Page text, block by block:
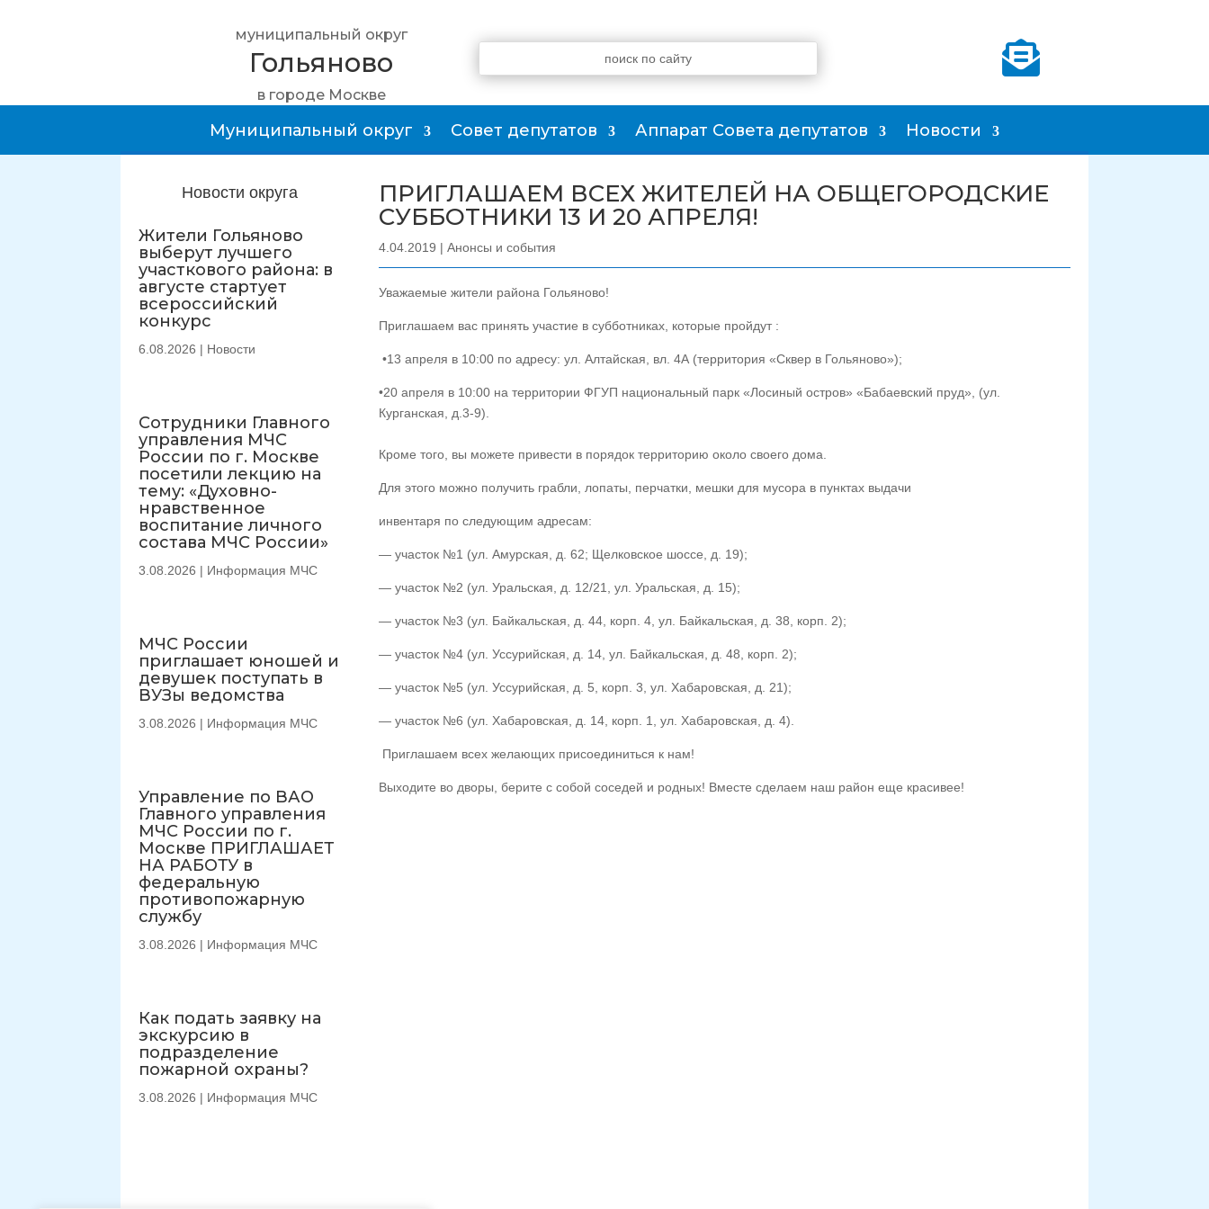
муниципальный округ
Гольяново
в городе Москве

Муниципальный округ Совет депутатов Аппарат Совета депутатов Новости
Новости округа
Жители Гольяново
выберут лучшего
участкового района: в
августе стартует
всероссийский
конкурс
6.08.2026 | Новости
Сотрудники Главного
управления МЧС
России по г. Москве
посетили лекцию на
тему: «Духовно-
нравственное
воспитание личного
состава МЧС России»
3.08.2026 | Информация МЧС
МЧС России
приглашает юношей и
девушек поступать в
ВУЗы ведомства
3.08.2026 | Информация МЧС
Управление по ВАО
Главного управления
МЧС России по г.
Москве ПРИГЛАШАЕТ
НА РАБОТУ в
федеральную
противопожарную
службу
3.08.2026 | Информация МЧС
Как подать заявку на
экскурсию в
подразделение
пожарной охраны?
3.08.2026 | Информация МЧС
ПРИГЛАШАЕМ ВСЕХ ЖИТЕЛЕЙ НА ОБЩЕГОРОДСКИЕ
СУББОТНИКИ 13 И 20 АПРЕЛЯ!
4.04.2019 | Анонсы и события
Уважаемые жители района Гольяново!
Приглашаем вас принять участие в субботниках, которые пройдут :
•13 апреля в 10:00 по адресу: ул. Алтайская, вл. 4А (территория «Сквер в Гольяново»);
•20 апреля в 10:00 на территории ФГУП национальный парк «Лосиный остров» «Бабаевский пруд», (ул.
Курганская, д.3-9).
Кроме того, вы можете привести в порядок территорию около своего дома.
Для этого можно получить грабли, лопаты, перчатки, мешки для мусора в пунктах выдачи
инвентаря по следующим адресам:
— участок №1 (ул. Амурская, д. 62; Щелковское шоссе, д. 19);
— участок №2 (ул. Уральская, д. 12/21, ул. Уральская, д. 15);
— участок №3 (ул. Байкальская, д. 44, корп. 4, ул. Байкальская, д. 38, корп. 2);
— участок №4 (ул. Уссурийская, д. 14, ул. Байкальская, д. 48, корп. 2);
— участок №5 (ул. Уссурийская, д. 5, корп. 3, ул. Хабаровская, д. 21);
— участок №6 (ул. Хабаровская, д. 14, корп. 1, ул. Хабаровская, д. 4).
Приглашаем всех желающих присоединиться к нам!
Выходите во дворы, берите с собой соседей и родных! Вместе сделаем наш район еще красивее!